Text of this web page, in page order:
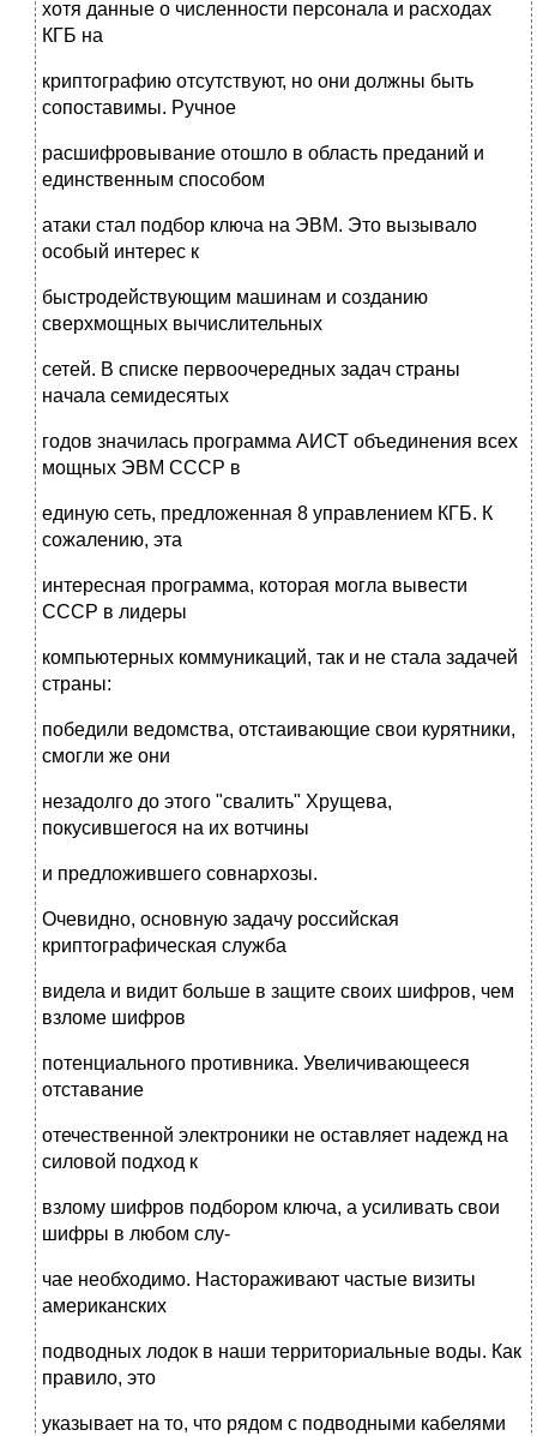
хотя данные о численности персонала и расходах
КГБ на
криптографию отсутствуют, но они должны быть
сопоставимы. Ручное
расшифровывание отошло в область преданий и
единственным способом
атаки стал подбор ключа на ЭВМ. Это вызывало
особый интерес к
быстродействующим машинам и созданию
сверхмощных вычислительных
сетей. В списке первоочередных задач страны
начала семидесятых
годов значилась программа АИСТ объединения всех
мощных ЭВМ СССР в
единую сеть, предложенная 8 управлением КГБ. К
сожалению, эта
интересная программа, которая могла вывести
СССР в лидеры
компьютерных коммуникаций, так и не стала задачей
страны:
победили ведомства, отстаивающие свои курятники,
смогли же они
незадолго до этого "свалить" Хрущева,
покусившегося на их вотчины
и предложившего совнархозы.
Очевидно, основную задачу российская
криптографическая служба
видела и видит больше в защите своих шифров, чем
взломе шифров
потенциального противника. Увеличивающееся
отставание
отечественной электроники не оставляет надежд на
силовой подход к
взлому шифров подбором ключа, а усиливать свои
шифры в любом слу-
чае необходимо. Настораживают частые визиты
американских
подводных лодок в наши территориальные воды. Как
правило, это
указывает на то, что рядом с подводными кабелями